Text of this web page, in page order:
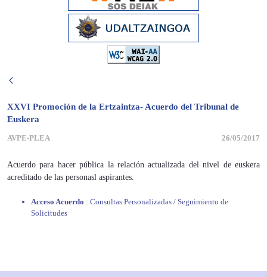
XXVI Promoción de la Ertzaintza- Acuerdo del Tribunal de
Euskera
AVPE-PLEA 26/05/2017
Acuerdo para hacer pública la relación actualizada del nivel de euskera
acreditado de las personasl aspirantes.
Acceso Acuerdo : Consultas Personalizadas / Seguimiento de
Solicitudes